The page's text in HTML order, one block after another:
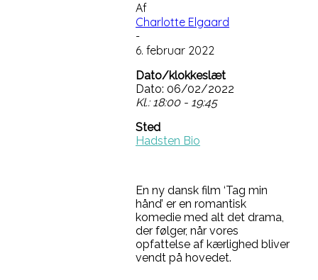
Af
Charlotte Elgaard
-
6. februar 2022
Dato/klokkeslæt
Dato: 06/02/2022
Kl.: 18:00 - 19:45
Sted
Hadsten Bio
En ny dansk film ‘Tag min
hånd’ er en romantisk
komedie med alt det drama,
der følger, når vores
opfattelse af kærlighed bliver
vendt på hovedet.